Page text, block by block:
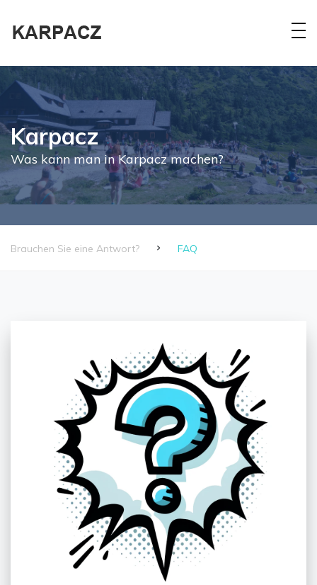
Karpacz
Was kann man in Karpacz machen?
Brauchen Sie eine Antwort? FAQ